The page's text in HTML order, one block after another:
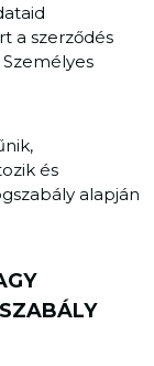
a szerződés
és
alapján